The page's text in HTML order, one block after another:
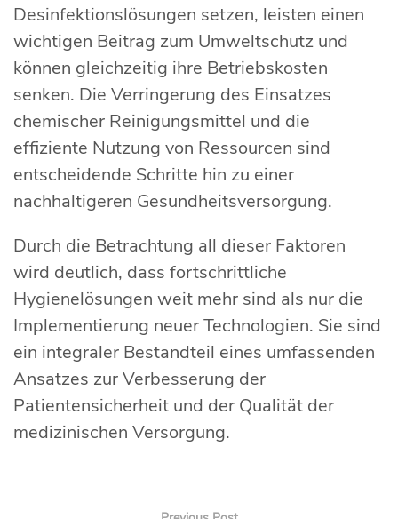
Desinfektionslösungen setzen, leisten einen
wichtigen Beitrag zum Umweltschutz und
können gleichzeitig ihre Betriebskosten
senken. Die Verringerung des Einsatzes
chemischer Reinigungsmittel und die
effiziente Nutzung von Ressourcen sind
entscheidende Schritte hin zu einer
nachhaltigeren Gesundheitsversorgung.
Durch die Betrachtung all dieser Faktoren
wird deutlich, dass fortschrittliche
Hygienelösungen weit mehr sind als nur die
Implementierung neuer Technologien. Sie sind
ein integraler Bestandteil eines umfassenden
Ansatzes zur Verbesserung der
Patientensicherheit und der Qualität der
medizinischen Versorgung.